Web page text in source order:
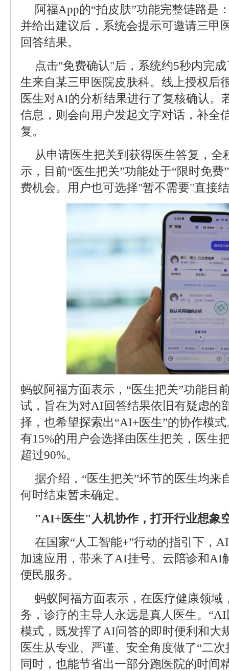
阿福App的“拍皮肤”功能完整链路是
并给出建议后，系统会提示可邀请三甲
回答结果。
点击"免费确认"后，系统约5秒内完
生来自某三甲医院皮肤科。线上授权后
医生对AI的分析结果进行了复核确认。
信息，则会向用户发起文字对话，补全
复。
从申请医生把关到获得医生答复，全
示，目前“医生把关”功能处于“限时免
费机会。用户也可选择"暂不需要"直接
蚂蚁阿福方面表示，“医生把关”功能目
试，旨在为对AI回答结果依旧有疑虑的
择，也希望探索出“AI+医生”的协作模
有15%的用户会选择由医生把关，医生
超过90%。
据介绍，“医生把关”环节的医生均来
何时结束暂未确定。
"AI+医生"人机协作，打开行业想象
在国家“人工智能+”行动的指引下，
加速应用，带来了AI挂号、云陪诊和AI
便民服务。
蚂蚁阿福方面表示，在医疗健康领
务，诊疗的主导人永远是真人医生。
模式，既发挥了AI问答的即时便利和大
医生从专业、严谨、安全角度做了“二
同时，也能节省出一部分跑医院的时间